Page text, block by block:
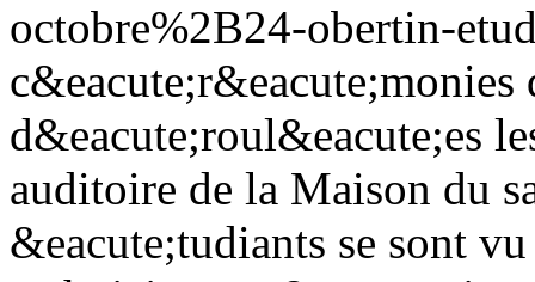
octobre%2B24-obertin-
c&eacute;r&eacute;monies
d&eacute;roul&eacute;es
auditoire de la Maison du
&eacute;tudiants se sont